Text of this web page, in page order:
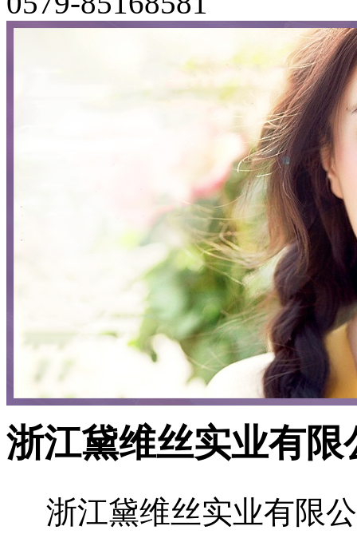
浙江黛维丝实业有限
浙江黛维丝实业有限公